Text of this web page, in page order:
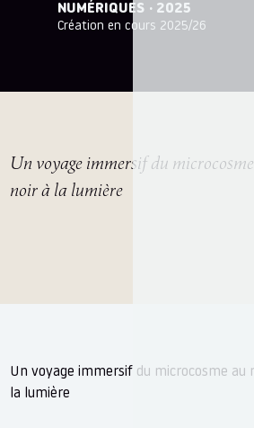
NUMÉRIQUES · 2025
Création en cours 2025/26
Un voyage immersif du
noir à la lumière
Un voyage immersif du microcosme au
la lumière